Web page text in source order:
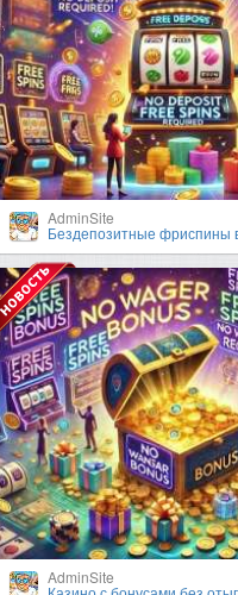
AdminSite
Бездепозитные фриспины в
AdminSite